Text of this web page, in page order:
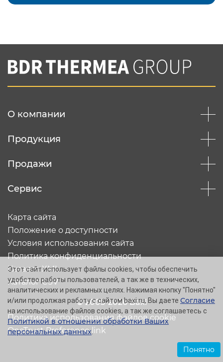
Подтвердить e-mail
Вы соглашаетесь с нашей политикой
конфеденциальности
О компании
Продукция
Продажи
Сервис
© 2005-2026 Baxi
Карта сайта
Положение о доступности
Условия использования сайта
Политика конфиденциальности
Каталог XML
Каталог CSV
Политика использования файлов cookie
OneTrust Preference link
Этот сайт использует файлы cookies, чтобы обеспечить
удобство работы пользователей, а так же в технических,
аналитических и рекламных целях. Нажимая кнопку "Понятно"
и/или продолжая работу с сайтом baxi.ru, Вы даете Согласие
на использование файлов cookies, а так же соглашаетесь с
Политикой в отношении обработки Ваших
персональных данных.
Понятно